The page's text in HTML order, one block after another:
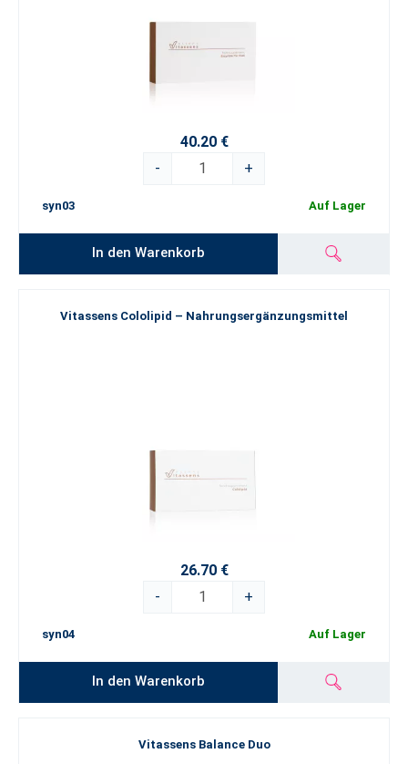
40.20 €
-
+
syn03 Auf Lager
In den Warenkorb
Vitassens Cololipid – Nahrungsergänzungsmittel
26.70 €
-
+
syn04 Auf Lager
In den Warenkorb
Vitassens Balance Duo